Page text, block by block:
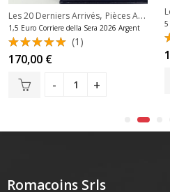
Arrivés,Pièces Siège Vacant Vatican
Derniers Arrivés,Séries Complètes 2
Les 20 Derniers Arrivés, Pièces Argent Italie Euros
1,5 Euro Corriere della Sera 2026 Argent
Note
5.00sur
(1)
170,00 €
Romacoins Srls